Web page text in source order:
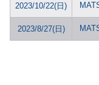
2023/10/22(日)
2023/8/27(日)